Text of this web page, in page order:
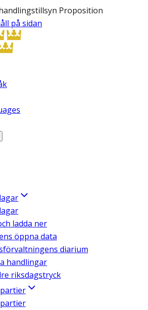
Proposition
på sidan
ladda ner
öppna data
diarium
handlingar
riksdagstryck